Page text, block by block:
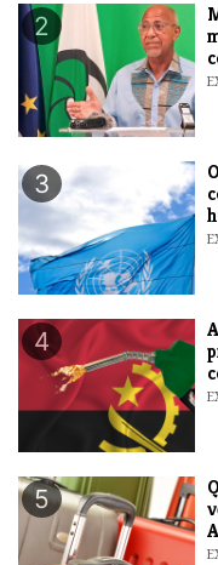
2
3
4
5